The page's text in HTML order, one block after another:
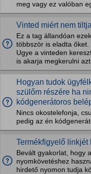
meg vagy ez valóban
Vinted miért nem
Ez a tag állandóan
többször is eladta
Ugye a vinteden
is akarja megkerulni
Hogyan tudok
szülőm részére ha
kódgenerátoros
Nincs okostelefonja,
pedig az én
Termékfigyelő
Bevált gyakorlat, hogy
nyomkövetéshez
hirdető nyomon tudja